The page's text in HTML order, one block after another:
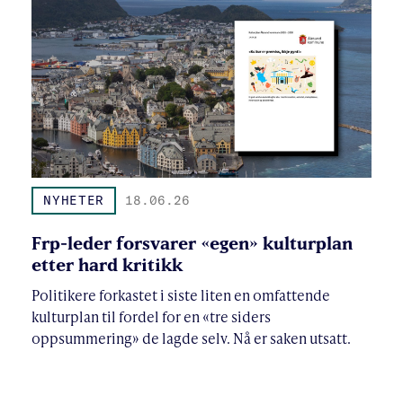
NYHETER 18.06.26
Frp-leder forsvarer «egen» kulturplan
etter hard kritikk
Politikere forkastet i siste liten en omfattende
kulturplan til fordel for en «tre siders
oppsummering» de lagde selv. Nå er saken utsatt.